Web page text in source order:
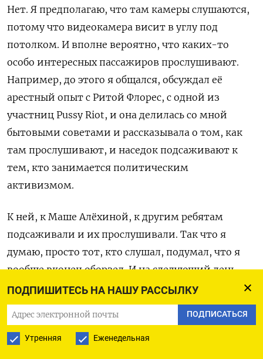
ПОДПИШИТЕСЬ НА НАШУ РАССЫЛКУ
ПОДПИСАТЬСЯ
Утренняя Еженедельная
Нет. Я предполагаю, что там камеры слушаются,
потому что видеокамера висит в углу под
потолком. И вполне вероятно, что каких-то
особо интересных пассажиров прослушивают.
Например, до этого я общался, обсуждал её
арестный опыт с Ритой Флорес, с одной из
участниц Pussy Riot, и она делилась со мной
бытовыми советами и рассказывала о том, как
там прослушивают, и наседок подсаживают к
тем, кто занимается политическим
активизмом.
К ней, к Маше Алёхиной, к другим ребятам
подсаживали и их прослушивали. Так что я
думаю, просто тот, кто слушал, подумал, что я
вообще вконец оборзел. И на следующий день,
по-моему, или через день появились первые
сотрудники «Э». Пришли изымать мою технику,
забрали комп, айпад, телефон. И я неделю ещё
находился без связи. И меня вообще после этого